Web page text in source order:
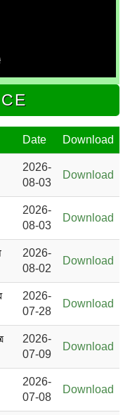
Date Download
2026-
08-03
Download
2026-
08-03
Download
2026-
08-02
Download
2026-
07-28
Download
2026-
07-09
Download
2026-
07-08
Download